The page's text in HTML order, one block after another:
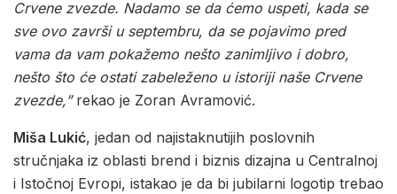
Crvene zvezde. Nadamo se da ćemo uspeti, kada se
sve ovo završi u septembru, da se pojavimo pred
vama da vam pokažemo nešto zanimljivo i dobro,
nešto što će ostati zabeleženo u istoriji naše Crvene
zvezde,”rekao je Zoran Avramović.
Miša Lukić, jedan od najistaknutijih poslovnih
stručnjaka iz oblasti brend i biznis dizajna u Centralnoj
i Istočnoj Evropi, istakao je da bi jubilarni logotip trebao